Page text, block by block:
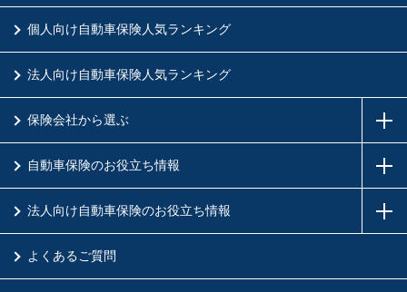
個人向け自動車保険人気ランキング
法人向け自動車保険人気ランキング
保険会社から選ぶ
自動車保険のお役立ち情報
法人向け自動車保険のお役立ち情報
よくあるご質問